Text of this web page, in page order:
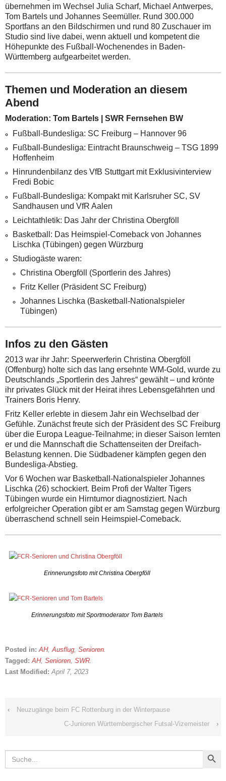
übernehmen im Wechsel Julia Scharf, Michael Antwerpes,
Tom Bartels und Johannes Seemüller. Rund 300.000
Sportfans an den Bildschirmen und rund 80 Zuschauer im
Studio sind live dabei, wenn aktuell und kompetent die
Höhepunkte des Fußball-Wochenendes in Baden-
Württemberg aufgearbeitet werden.
Themen und Moderation an diesem
Abend
Moderation: Tom Bartels | SWR Fernsehen BW
Fußball-Bundesliga: SC Freiburg – Hannover 96
Fußball-Bundesliga: Eintracht Braunschweig – TSG 1899
Hoffenheim
Hinrundenbilanz des VfB Stuttgart mit Exklusivinterview
Fredi Bobic
Fußball-Bundesliga: Kompakt mit Karlsruher SC, SV
Sandhausen und VfR Aalen
Leichtathletik: Das Jahr der Christina Obergföll
Basketball: Das Heimspiel-Comeback von Johannes
Lischka (Tübingen) gegen Würzburg
Studiogäste waren:
Christina Obergföll (Sportlerin des Jahres)
Fritz Keller (Präsident SC Freiburg)
Johannes Lischka (Basketball-Nationalspieler
Tübingen)
Infos zu den Gästen
2013 war ihr Jahr: Speerwerferin Christina Obergföll
(Offenburg) holte sich das lang ersehnte WM-Gold, wurde zu
Deutschlands „Sportlerin des Jahres“ gewählt – und krönte
ihr privates Glück mit der Heirat ihres Lebensgefährten und
Trainers Boris Henry.
Fritz Keller erlebte in diesem Jahr ein Wechselbad der
Gefühle. Zunächst freute sich der Präsident des SC Freiburg
über die Europa League-Teilnahme; in dieser Saison lernten
er und die Mannschaft die Schattenseiten der Dreifach-
Belastung kennen. Die Südbadener kämpfen gegen den
Bundesliga-Abstieg.
Vor 6 Wochen war Basketball-Nationalspieler Johannes
Lischka (26) schockiert. Beim Profi der Walter Tigers
Tübingen wurde ein Hirntumor diagnostiziert. Nach
erfolgreicher Operation gibt er am Samstag gegen Würzburg
überraschend schnell sein Heimspiel-Comeback.
Erinnerungsfoto mit Christina Obergföll
Erinnerungsfoto mit Sportmoderator Tom Bartels
Posted in: AH, Ausflug Senioren
Tagged: AH, Senioren SWR
Last Modified: April 7, 2023
‹
Neuzugänge beim FC Rottenburg in der Winterpause
C-Junioren Württembergischer Futsal-Vizemeister
›
Search
for:
Search Button